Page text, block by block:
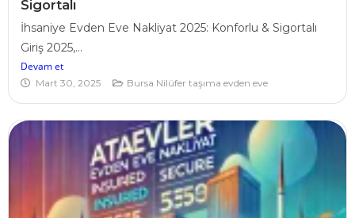
Sigortalı
İhsaniye Evden Eve Nakliyat 2025: Konforlu & Sigortalı
Giriş 2025,...
Devam et
Mart 30, 2025 Bursa Nilüfer taşıma evden eve